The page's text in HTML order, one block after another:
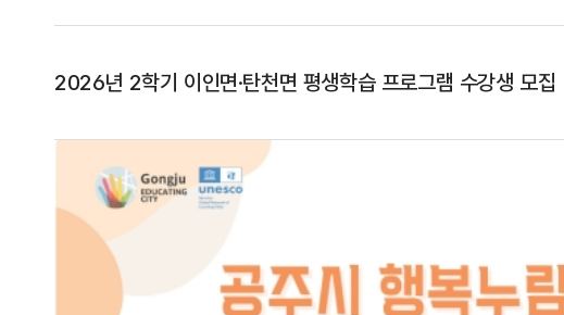
2026년 2학기 이인면·탄천면 평생학습 프로그램 수강생 모집